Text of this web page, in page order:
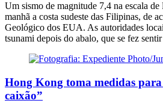
Um sismo de magnitude 7,4 na escala de
manhã a costa sudeste das Filipinas, de
Geológico dos EUA. As autoridades
tsunami depois do abalo, que se fez sentir
Hong Kong toma medidas
caixão”